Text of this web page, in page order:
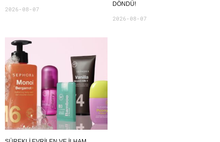
2026-08-07
DÖNDÜ!
2026-08-07